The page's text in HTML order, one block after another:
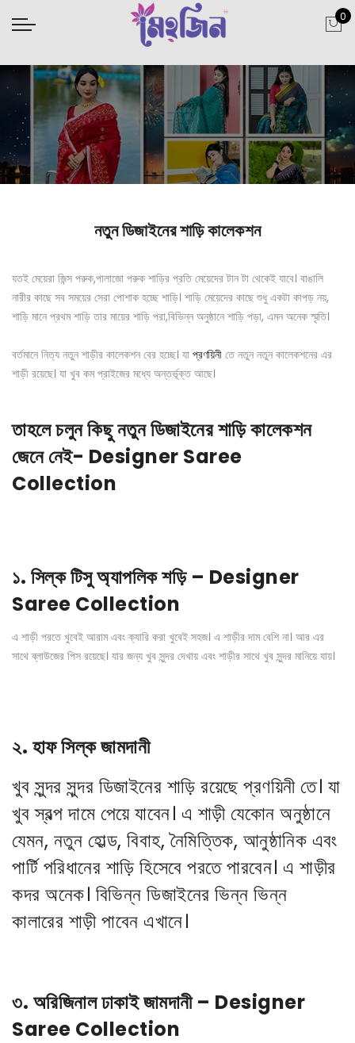
0
নতুন ডিজাইনের শাড়ি কালেকশন
যতই মেয়েরা জিন্স পরুক,পালাজো পরুক শাড়ির প্রতি মেয়েদের টান টা থেকেই যাবে। বাঙালি
নারীর কাছে সব সময়ের সেরা পোশাক হচ্ছে শাড়ি। শাড়ি মেয়েদের কাছে শুধু একটা কাপড় নয়,
শাড়ি মানে প্রথম শাড়ি তার মায়ের শাড়ি পরা,বিভিন্ন অনুষ্ঠানে শাড়ি পড়া, এমন অনেক স্মৃতি।
বর্তমানে নিত্য নতুন শাড়ীর কালেকশন বের হচ্ছে। যা প্রণয়িনী তে নতুন নতুন কালেকশনের এর
শাড়ী রয়েছে। যা খুব কম প্রাইজের মধ্যে অন্তর্ভূক্ত আছে।
তাহলে চলুন কিছু নতুনডিজাইনের শাড়ি কালেকশন
জেনে নেই- Designer Saree
Collection
১. সিল্ক টিসু অ্যাপলিক শড়ি – Designer
Saree Collection
এ শাড়ী পরতে খুবেই আরাম এবং ক্যারি করা খুবেই সহজ। এ শাড়ীর দাম বেশি না। আর এর
সাথে ব্লাউজের পিস রয়েছে। যার জন্য খুব সুন্দর দেখায় এবং শাড়ীর সাথে খুব সুন্দর মানিয়ে যায়।
২. হাফ সিল্ক জামদানী
খুব সুন্দর সুন্দর ডিজাইনের শাড়ি রয়েছেপ্রণয়িনীতে। যা
খুব স্বল্প দামে পেয়ে যাবেন। এ শাড়ী যেকোন অনুষ্ঠানে
যেমন, নতুন হোল্ড, বিবাহ, নৈমিত্তিক, আনুষ্ঠানিক এবং
পার্টি পরিধানের শাড়ি হিসেবে পরতে পারবেন। এ শাড়ীর
কদর অনেক। বিভিন্ন ডিজাইনের ভিন্ন ভিন্ন
কালারের শাড়ী পাবেন এখানে।
৩. অরিজিনাল ঢাকাই জামদানী – Designer
Saree Collection